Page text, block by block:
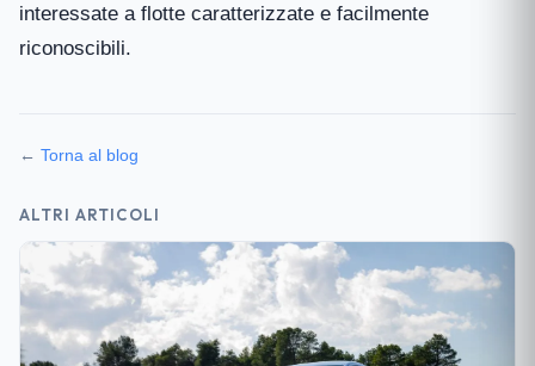
interessate a flotte caratterizzate e facilmente
riconoscibili.
← Torna al blog
ALTRI ARTICOLI